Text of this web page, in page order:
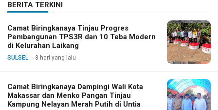
BERITA TERKINI
Camat Biringkanaya Tinjau Progres
Pembangunan TPS3R dan 10 Teba Modern
di Kelurahan Laikang
SULSEL 3 hari yang lalu
Camat Biringkanaya Dampingi Wali Kota
Makassar dan Menko Pangan Tinjau
Kampung Nelayan Merah Putih di Untia